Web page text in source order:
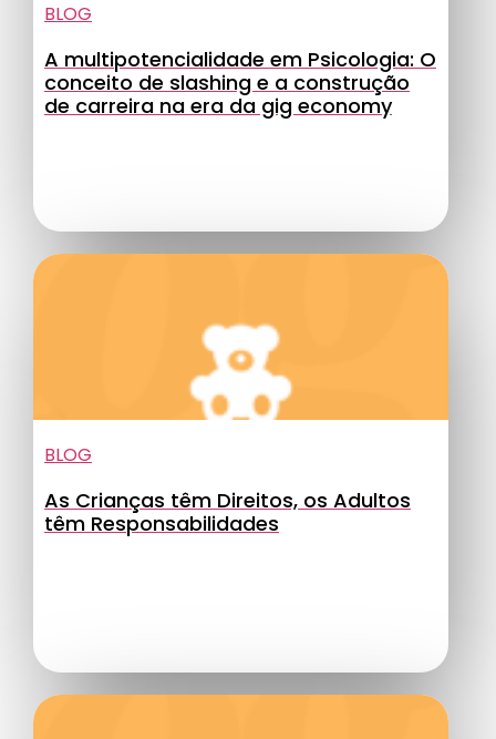
BLOG
A multipotencialidade em Psicologia: O
conceito de slashing e a construção
de carreira na era da gig economy
BLOG
As Crianças têm Direitos, os Adultos
têm Responsabilidades